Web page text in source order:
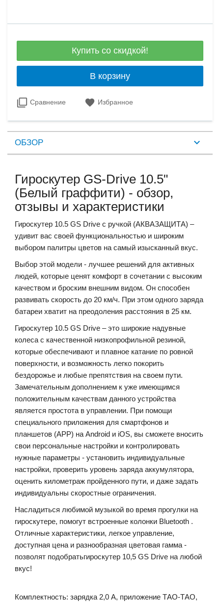
Купить со скидкой!
В корзину
Сравнение Избранное
ОБЗОР
Гироскутер GS-Drive 10.5"
(Белый граффити) - обзор,
отзывы и характеристики
Гироскутер 10.5 GS Drive с ручкой (АКВАЗАЩИТА) –
удивит вас своей функциональностью и широким
выбором палитры цветов на самый изысканный вкус.
Выбор этой модели - лучшее решений для активных
людей, которые ценят комфорт в сочетании с высоким
качеством и броским внешним видом. Он способен
развивать скорость до 20 км/ч. При этом одного заряда
батареи хватит на преодоления расстояния в 25 км.
Гироскутер 10.5 GS Drive – это широкие надувные
колеса с качественной низкопрофильной резиной,
которые обеспечивают и плавное катание по ровной
поверхности, и возможность легко покорить
бездорожье и любые препятствия на своем пути.
Замечательным дополнением к уже имеющимся
положительным качествам данного устройства
является простота в управлении. При помощи
специального приложения для смартфонов и
планшетов (APP) на Android и iOS, вы сможете вносить
свои персональные настройки и контролировать
нужные параметры - установить индивидуальные
настройки, проверить уровень заряда аккумулятора,
оценить километраж пройденного пути, и даже задать
индивидуальны скоростные ограничения.
Насладиться любимой музыкой во время прогулки на
гироскутере, помогут встроенные колонки Bluetooth .
Отличные характеристики, легкое управление,
доступная цена и разнообразная цветовая гамма -
позволят подобратьгироскутер 10,5 GS Drive на любой
вкус!
Комплектность: зарядка 2,0 А, приложение ТАО-ТАО,